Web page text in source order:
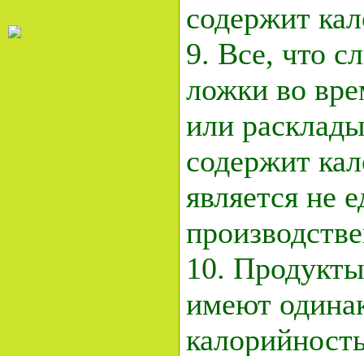
содержит
9. Все, что
ложки во
или
содержит
является не
10.
имеют